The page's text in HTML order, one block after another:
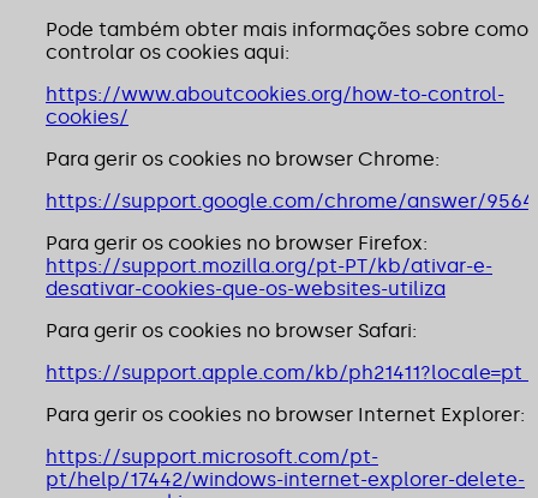
Pode também obter mais informações sobre como
controlar os cookies aqui:
https://www.aboutcookies.org/how-to-control-
cookies/
Para gerir os cookies no browser Chrome:
https://support.google.com/chrome/answer/
Para gerir os cookies no browser Firefox:
https://support.mozilla.org/pt-PT/kb/ativar-e-
desativar-cookies-que-os-websites-utiliza
Para gerir os cookies no browser Safari:
https://support.apple.com/kb/
Para gerir os cookies no browser Internet Explorer:
https://support.microsoft.com/pt-
pt/help/17442/windows-internet-explorer-delete-